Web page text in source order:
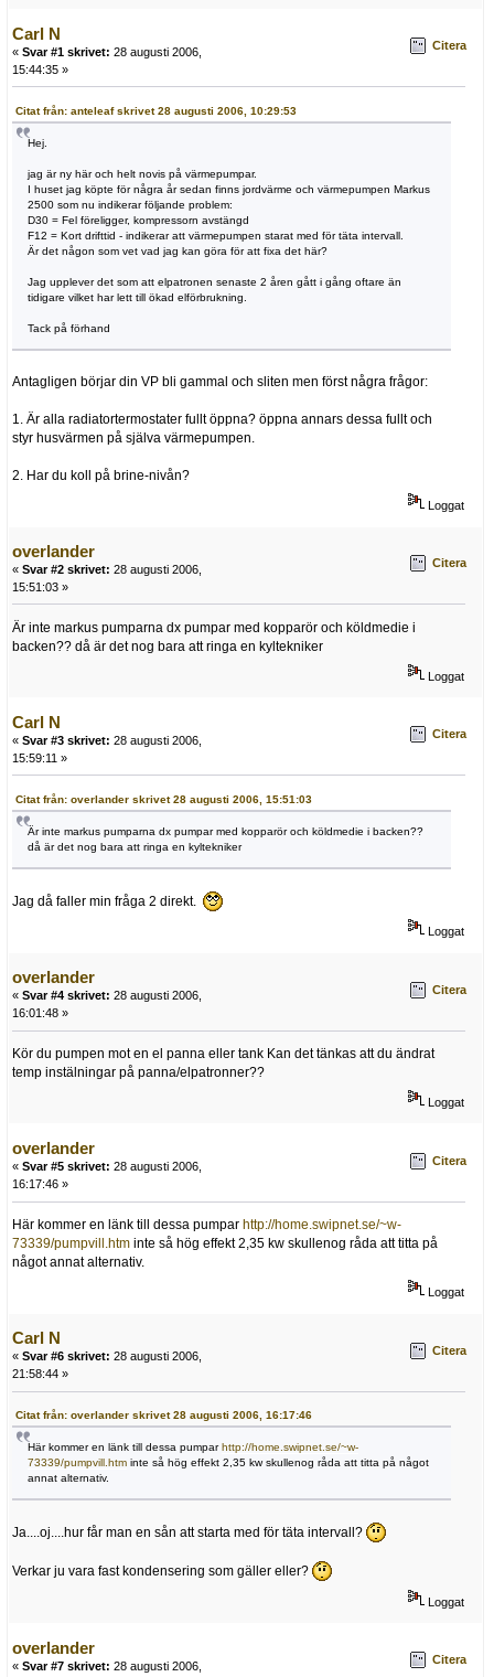
Carl N
« Svar #1 skrivet: 28 augusti 2006,
15:44:35 »
Citera
Citat från: anteleaf skrivet 28 augusti 2006, 10:29:53
Hej.
jag är ny här och helt novis på värmepumpar.
I huset jag köpte för några år sedan finns jordvärme och värmepumpen Markus
2500 som nu indikerar följande problem:
D30 = Fel föreligger, kompressorn avstängd
F12 = Kort drifttid - indikerar att värmepumpen starat med för täta intervall.
Är det någon som vet vad jag kan göra för att fixa det här?
Jag upplever det som att elpatronen senaste 2 åren gått i gång oftare än
tidigare vilket har lett till ökad elförbrukning.
Tack på förhand
Antagligen börjar din VP bli gammal och sliten men först några frågor:
1. Är alla radiatortermostater fullt öppna? öppna annars dessa fullt och
styr husvärmen på själva värmepumpen.
2. Har du koll på brine-nivån?
Loggat
overlander
« Svar #2 skrivet: 28 augusti 2006,
15:51:03 »
Citera
Är inte markus pumparna dx pumpar med kopparör och köldmedie i
backen?? då är det nog bara att ringa en kyltekniker
Loggat
Carl N
« Svar #3 skrivet: 28 augusti 2006,
15:59:11 »
Citera
Citat från: overlander skrivet 28 augusti 2006, 15:51:03
Är inte markus pumparna dx pumpar med kopparör och köldmedie i backen??
då är det nog bara att ringa en kyltekniker
Jag då faller min fråga 2 direkt.
Loggat
overlander
« Svar #4 skrivet: 28 augusti 2006,
16:01:48 »
Citera
Kör du pumpen mot en el panna eller tank Kan det tänkas att du ändrat
temp instälningar på panna/elpatronner??
Loggat
overlander
« Svar #5 skrivet: 28 augusti 2006,
16:17:46 »
Citera
Här kommer en länk till dessa pumpar http://home.swipnet.se/~w-
73339/pumpvill.htm inte så hög effekt 2,35 kw skullenog råda att titta på
något annat alternativ.
Loggat
Carl N
« Svar #6 skrivet: 28 augusti 2006,
21:58:44 »
Citera
Citat från: overlander skrivet 28 augusti 2006, 16:17:46
Här kommer en länk till dessa pumpar http://home.swipnet.se/~w-
73339/pumpvill.htm inte så hög effekt 2,35 kw skullenog råda att titta på något
annat alternativ.
Ja....oj....hur får man en sån att starta med för täta intervall?
Verkar ju vara fast kondensering som gäller eller?
Loggat
overlander
« Svar #7 skrivet: 28 augusti 2006,
Citera